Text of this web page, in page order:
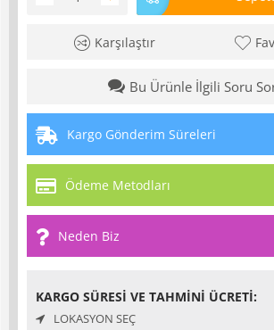
Karşılaştır
Bu Ürünle İlgili Soru
Kargo Gönderim Süreleri
Ödeme Metodları
Neden Biz
KARGO SÜRESI VE TAHMINI ÜCRETI:
LOKASYON SEÇ